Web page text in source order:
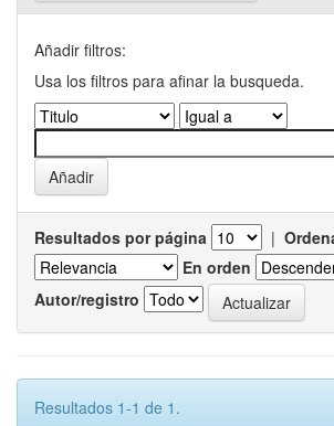
Añadir filtros:
Usa los filtros para afinar la busqueda.
Resultados por página |
En orden
Autor/registro
Resultados 1-1 de 1.